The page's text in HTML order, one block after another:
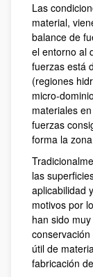
Las
material,
balance de
el entorno al
fuerzas está
(regiones
micro-
materiales
fuerzas
forma la
las
aplicabilidad
motivos por
han sido
útil de
fabricación